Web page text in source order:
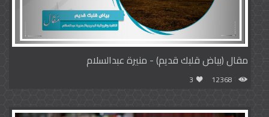
مقال (بياض قلبك قديم) - منيرة عبدالسلام
12368
3